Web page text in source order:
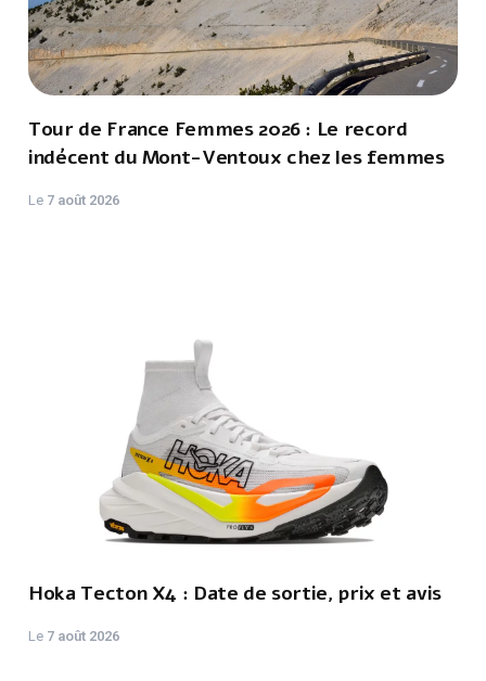
Tour de France Femmes 2026 : Le record
indécent du Mont-Ventoux chez les femmes
Le 7 août 2026
Hoka Tecton X4 : Date de sortie, prix et avis
Le 7 août 2026